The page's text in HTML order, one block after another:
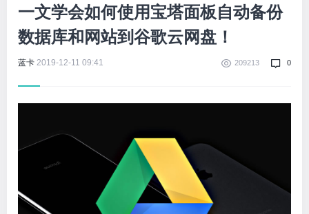
一文学会如何使用宝塔面板自动备份
数据库和网站到谷歌云网盘！
蓝卡 2019-12-11 09:41 209213 0